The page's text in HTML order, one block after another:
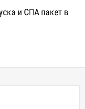
и СПА пакет в